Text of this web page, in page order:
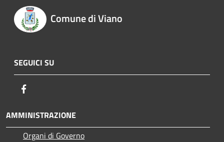
Comune di Viano
SEGUICI SU
AMMINISTRAZIONE
Organi di Governo